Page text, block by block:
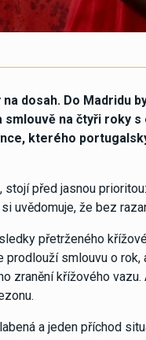
dosah. Do Madridu
na čtyři roky
kterého
před jasnou
uvědomuje, že bez
přetrženého
smlouvu o
zranění křížového
a jeden příchod